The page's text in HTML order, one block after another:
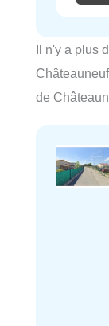
Il n'y a plus
de